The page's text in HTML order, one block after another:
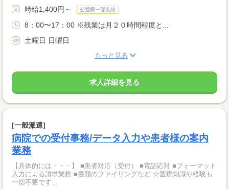
時給1,400円～ 交通費一部支給
8：00〜17：00 ※残業は月２０時間程度と...
土曜日 日曜日
もっと見る
求人詳細を見る
[一般派遣]
病院での受付事務/データ入力や患者様の案内
業務
【具体的には・・・】 ■患者対応（受付） ■電話応対 ■フォーマット
入力による請求業務 ■書類のファイリングなど ☆医療知識や経験も
一切不要です...